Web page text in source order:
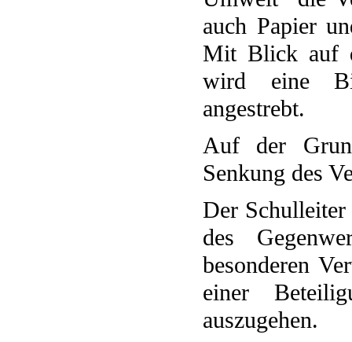
auch Papier
Mit Blick auf
wird eine
angestrebt.
Auf der
Senkung des
Der
des
besonderen
einer
auszugehen.